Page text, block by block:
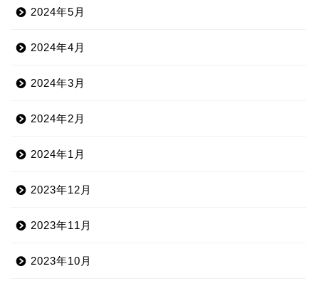
2024年5月
2024年4月
2024年3月
2024年2月
2024年1月
2023年12月
2023年11月
2023年10月